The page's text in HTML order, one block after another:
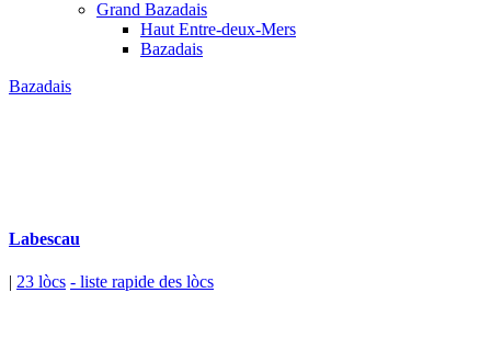
Grand Bazadais
Haut Entre-deux-Mers
Bazadais
Bazadais
Labescau
| 23 lòcs - liste rapide des lòcs